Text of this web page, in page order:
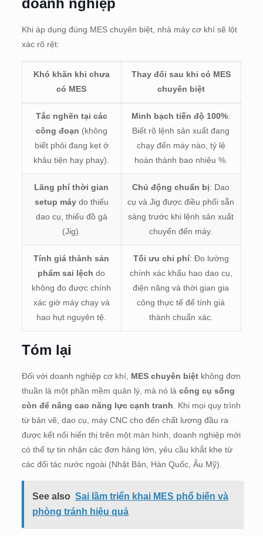
doanh nghiệp
Khi áp dụng đúng MES chuyên biệt, nhà máy cơ khí sẽ lột
xác rõ rệt:
Khó khăn khi chưa
có MES
Thay đổi sau khi có MES
chuyên biệt
Tắc nghẽn tại các
công đoạn (không
biết phôi đang kẹt ở
khâu tiện hay phay).
Minh bạch tiến độ 100%:
Biết rõ lệnh sản xuất đang
chạy đến máy nào, tỷ lệ
hoàn thành bao nhiêu %.
Lãng phí thời gian
setup máydo thiếu
dao cụ, thiếu đồ gá
(Jig).
Chủ động chuẩn bị: Dao
cụ và Jig được điều phối sẵn
sàng trước khi lệnh sản xuất
chuyển đến máy.
Tính giá thành sản
phẩm sai lệch do
không đo được chính
xác giờ máy chạy và
hao hụt nguyên tệ.
Tối ưu chi phí: Đo lường
chính xác khấu hao dao cụ,
điện năng và thời gian gia
công thực tế để tính giá
thành chuẩn xác.
Tóm lại
Đối với doanh nghiệp cơ khí, MES chuyên biệtkhông đơn
thuần là một phần mềm quản lý, mà nó là công cụ sống
còn để nâng cao năng lực cạnh tranh . Khi mọi quy trình
từ bản vẽ, dao cụ, máy CNC cho đến chất lượng đầu ra
được kết nối hiển thị trên một màn hình, doanh nghiệp mới
có thể tự tin nhận các đơn hàng lớn, yêu cầu khắt khe từ
các đối tác nước ngoài (Nhật Bản, Hàn Quốc, Âu Mỹ).
See also Sai lầm triển khai MES phổ biến và
phòng tránh hiệu quả